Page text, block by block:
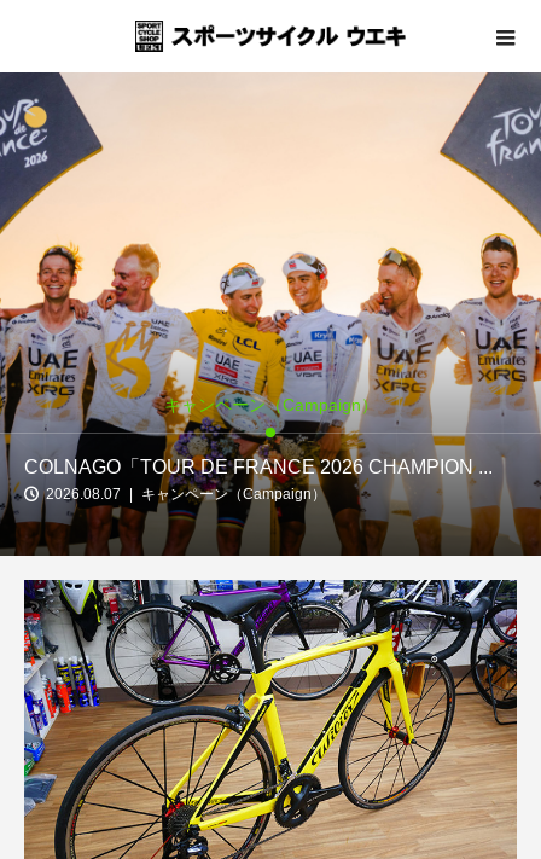
キャンペーン（Campaign）
COLNAGO「TOUR DE FRANCE 2026 CHAMPION ...
2026.08.07 キャンペーン（Campaign）